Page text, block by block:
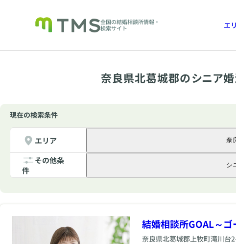
全国の結婚相談所情報・
検索サイト
エ
奈良県北葛城郡のシニア
現在の検索条件
エリア 奈
その他条
件
シ
結婚相談所GOAL～ゴ
奈良県北葛城郡上牧町滝川台